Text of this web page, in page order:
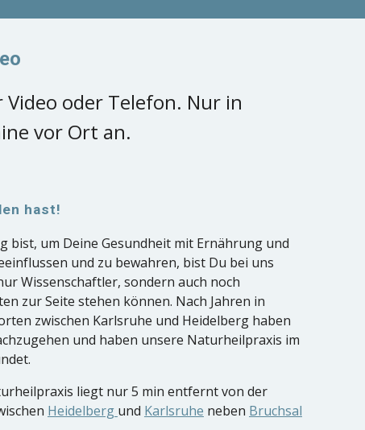
oder Telefon. Nur in
vor Ort an.
hast!
bist, um Deine Gesundheit mit Ernährung und
und zu bewahren, bist Du bei uns
Wissenschaftler, sondern auch noch
zur Seite stehen können. Nach Jahren in
zwischen Karlsruhe und Heidelberg haben
und haben unsere Naturheilpraxis im
liegt nur 5 min entfernt von der
Heidelberg und Karlsruhe neben Bruchsal